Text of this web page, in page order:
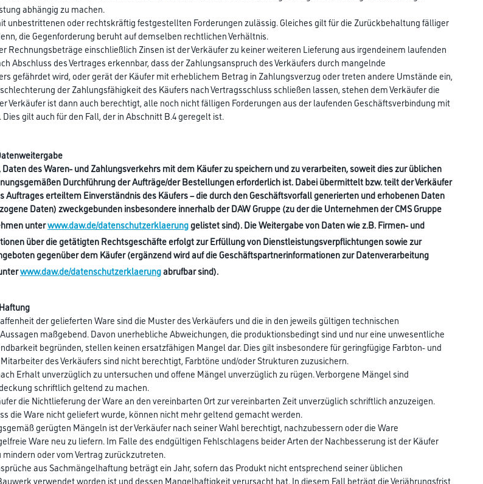
abhängig zu machen.
unbestrittenen oder rechtskräftig festgestellten Forderungen zulässig. Gleiches gilt für die Zurückbehaltung fälliger
die Gegenforderung beruht auf demselben rechtlichen Verhältnis.
Rechnungsbeträge einschließlich Zinsen ist der Verkäufer zu keiner weiteren Lieferung aus irgendeinem laufenden
Abschluss des Vertrages erkennbar, dass der Zahlungsanspruch des Verkäufers durch mangelnde
gefährdet wird, oder gerät der Käufer mit erheblichem Betrag in Zahlungsverzug oder treten andere Umstände ein,
der Zahlungsfähigkeit des Käufers nach Vertragsschluss schließen lassen, stehen dem Verkäufer die
Verkäufer ist dann auch berechtigt, alle noch nicht fälligen Forderungen aus der laufenden Geschäftsverbindung mit
gilt auch für den Fall, der in Abschnitt B.4 geregelt ist.
des Waren- und Zahlungsverkehrs mit dem Käufer zu speichern und zu verarbeiten, soweit dies zur üblichen
Durchführung der Aufträge/der Bestellungen erforderlich ist. Dabei übermittelt bzw. teilt der Verkäufer
Auftrages erteiltem Einverständnis des Käufers – die durch den Geschäftsvorfall generierten und erhobenen Daten
Daten) zweckgebunden insbesondere innerhalb der DAW Gruppe (zu der die Unternehmen der CMS Gruppe
unterwww.daw.de/datenschutzerklaerunggelistet sind). Die Weitergabe von Daten wie z.B. Firmen- und
über die getätigten Rechtsgeschäfte erfolgt zur Erfüllung von Dienstleistungsverpflichtungen sowie zur
gegenüber dem Käufer (ergänzend wird auf die Geschäftspartnerinformationen zur Datenverarbeitung
www.daw.de/datenschutzerklaerungabrufbar sind).
der gelieferten Ware sind die Muster des Verkäufers und die in den jeweils gültigen technischen
maßgebend. Davon unerhebliche Abweichungen, die produktionsbedingt sind und nur eine unwesentliche
begründen, stellen keinen ersatzfähigen Mangel dar. Dies gilt insbesondere für geringfügige Farbton- und
des Verkäufers sind nicht berechtigt, Farbtöne und/oder Strukturen zuzusichern.
Erhalt unverzüglich zu untersuchen und offene Mängel unverzüglich zu rügen. Verborgene Mängel sind
schriftlich geltend zu machen.
die Nichtlieferung der Ware an den vereinbarten Ort zur vereinbarten Zeit unverzüglich schriftlich anzuzeigen.
die Ware nicht geliefert wurde, können nicht mehr geltend gemacht werden.
gerügten Mängeln ist der Verkäufer nach seiner Wahl berechtigt, nachzubessern oder die Ware
Ware neu zu liefern. Im Falle des endgültigen Fehlschlagens beider Arten der Nachbesserung ist der Käufer
oder vom Vertrag zurückzutreten.
aus Sachmängelhaftung beträgt ein Jahr, sofern das Produkt nicht entsprechend seiner üblichen
verwendet worden ist und dessen Mangelhaftigkeit verursacht hat. In diesem Fall beträgt die Verjährungsfrist